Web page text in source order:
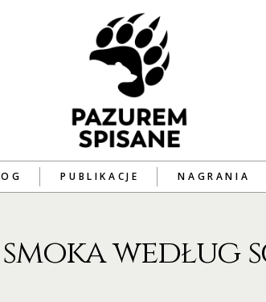
PUBLIKACJE NAGRANIA
według